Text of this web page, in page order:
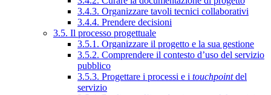
3.4.3. Organizzare tavoli tecnici collaborativi
3.4.4. Prendere decisioni
3.5. Il processo progettuale
3.5.1. Organizzare il progetto e la sua gestione
3.5.2. Comprendere il contesto d’uso del servizio
pubblico
3.5.3. Progettare i processi e i touchpointdel
servizio